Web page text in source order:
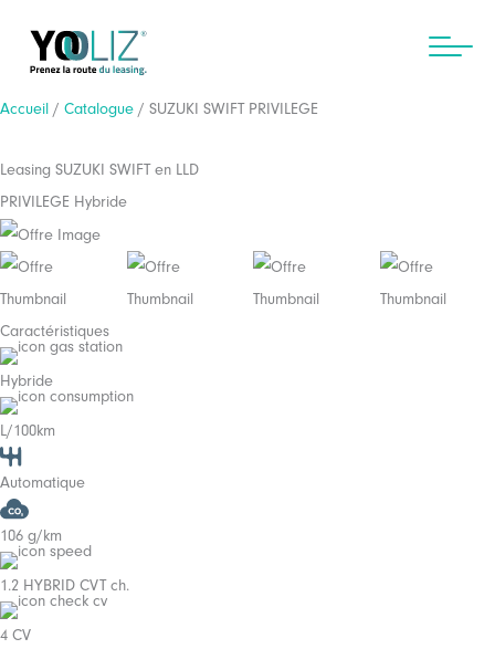
contenu
Accueil / Catalogue / SUZUKI SWIFT PRIVILEGE
Leasing SUZUKI SWIFT en LLD
PRIVILEGE Hybride
Caractéristiques
Hybride
L/100km
Automatique
106 g/km
1.2 HYBRID CVT ch.
4 CV